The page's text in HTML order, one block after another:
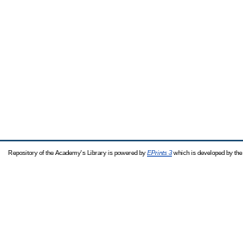
Repository of the Academy's Library is powered by EPrints 3which is developed by the